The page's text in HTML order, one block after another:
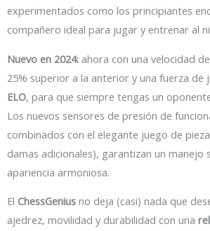
experimentados como los principiantes
compañero ideal para jugar y entrenar al
Nuevo en 2024: ahora con una velocidad
25% superior a la anterior y una fuerza de
ELO, para que siempre tengas un
Los nuevos sensores de presión de
combinados con el elegante juego de
damas adicionales), garantizan un manejo
apariencia armoniosa.
El ChessGenius no deja (casi) nada que
ajedrez, movilidad y durabilidad con una